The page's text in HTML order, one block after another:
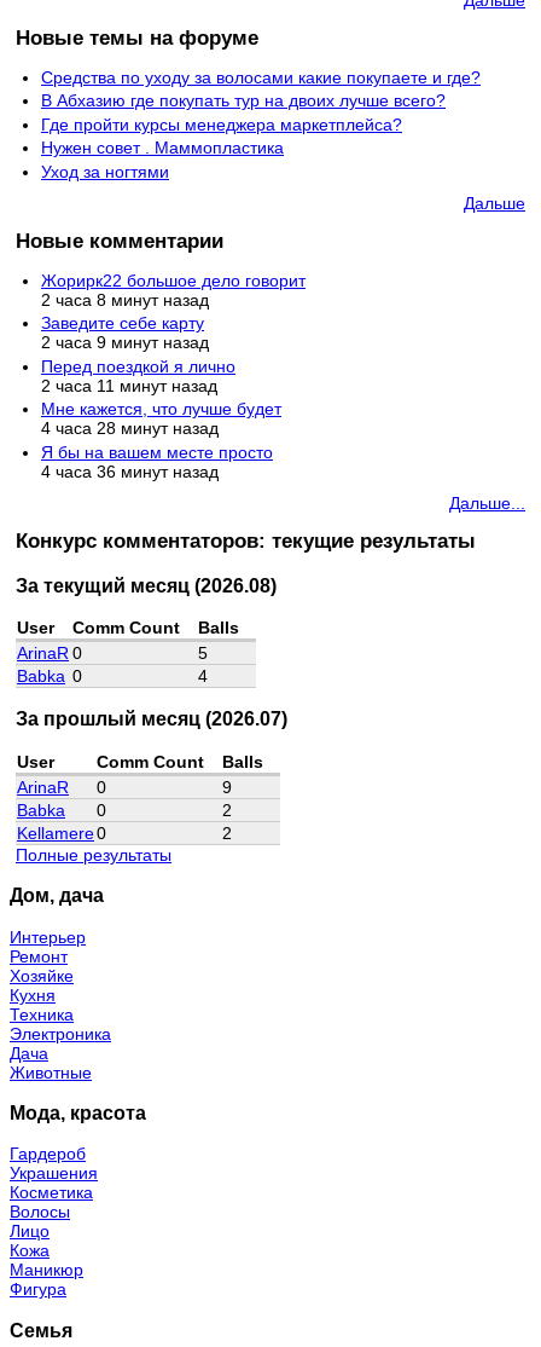
Новые темы на форуме
Средства по уходу за волосами какие покупаете и где?
В Абхазию где покупать тур на двоих лучше всего?
Где пройти курсы менеджера маркетплейса?
Нужен совет . Маммопластика
Уход за ногтями
Дальше
Новые комментарии
Жорирк22 большое дело говорит
2 часа 8 минут назад
Заведите себе карту
2 часа 9 минут назад
Перед поездкой я лично
2 часа 11 минут назад
Мне кажется, что лучше будет
4 часа 28 минут назад
Я бы на вашем месте просто
4 часа 36 минут назад
Дальше...
Конкурс комментаторов: текущие результаты
За текущий месяц (2026.08)
User Comm Count
Balls
ArinaR 0
5
Babka 0 4
За прошлый месяц (2026.07)
User Comm Count
Balls
ArinaR
0
9
Babka
0
2
Kellamere0
2
Полные результаты
Дом, дача
Интерьер
Ремонт
Хозяйке
Кухня
Техника
Электроника
Дача
Животные
Мода, красота
Гардероб
Украшения
Косметика
Волосы
Лицо
Кожа
Маникюр
Фигура
Семья